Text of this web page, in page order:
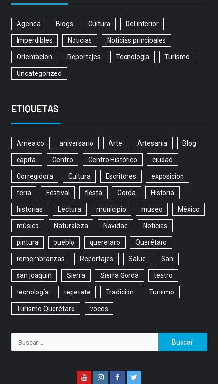
Agenda Blogs Cultura Del interior
Imperdibles Noticias Noticias principales
Orientacion Reportajes Tecnología Turismo
Uncategorized
ETIQUETAS
Amealco aniversario Arte Artesanía Blog
capital Centro Centro Histórico ciudad
Corregidora Cultura Escritores exposicion
feria Festival fiesta Gorda Historia
historias Lectura municipio museo México
música Naturaleza Navidad Noticias
pintura pueblo queretaro Querétaro
remembranzas Reportajes Salud San
san joaquin Sierra Sierra Gorda teatro
tecnología tepetate Tradición Turismo
Turismo Querétaro voces